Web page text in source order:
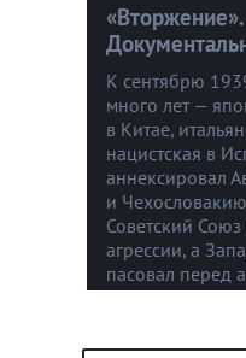
К сентябрю
много лет —
в Китае,
нацистская в
аннексировал
и
Советский
агрессии, а
пасовал перед